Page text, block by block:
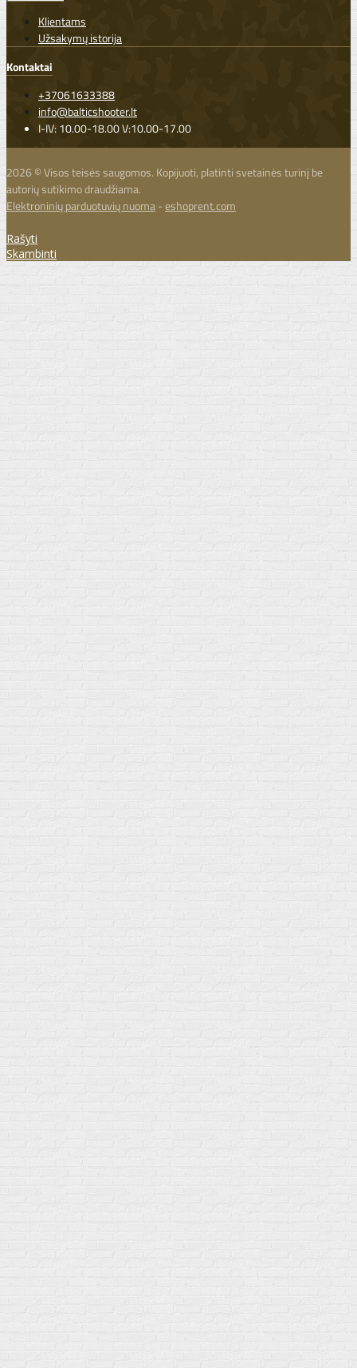
Klientams
Užsakymų istorija
Kontaktai
+37061633388
info@balticshooter.lt
I-IV: 10.00-18.00 V:10.00-17.00
2026 © Visos teisės saugomos. Kopijuoti, platinti svetainės turinį be
autorių sutikimo draudžiama.
Elektroninių parduotuvių nuoma-eshoprent.com
Rašyti
Skambinti